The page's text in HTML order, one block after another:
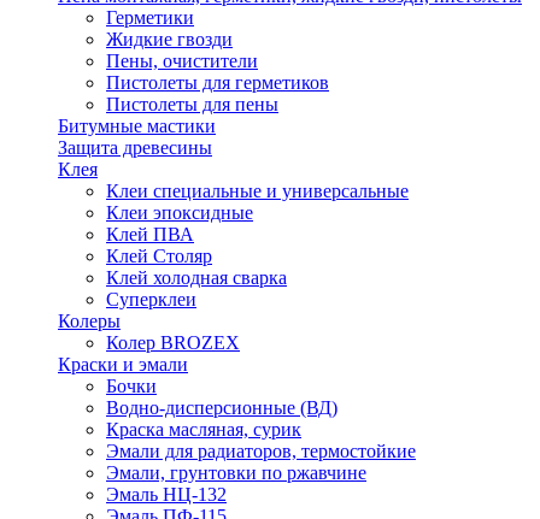
Герметики
Жидкие гвозди
Пены, очистители
Пистолеты для герметиков
Пистолеты для пены
Битумные мастики
Защита древесины
Клея
Клеи специальные и универсальные
Клеи эпоксидные
Клей ПВА
Клей Столяр
Клей холодная сварка
Суперклеи
Колеры
Колер BROZEX
Краски и эмали
Бочки
Водно-дисперсионные (ВД)
Краска масляная, сурик
Эмали для радиаторов, термостойкие
Эмали, грунтовки по ржавчине
Эмаль НЦ-132